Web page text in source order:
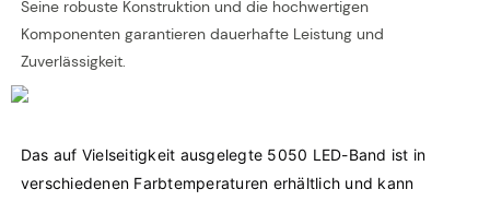
Seine robuste Konstruktion und die hochwertigen
Komponenten garantieren dauerhafte Leistung und
Zuverlässigkeit.
Das auf Vielseitigkeit ausgelegte 5050 LED-Band ist in
verschiedenen Farbtemperaturen erhältlich und kann